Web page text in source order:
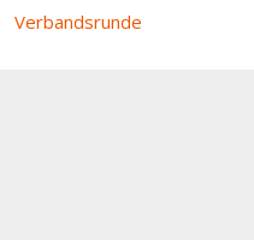
Verbandsrunde